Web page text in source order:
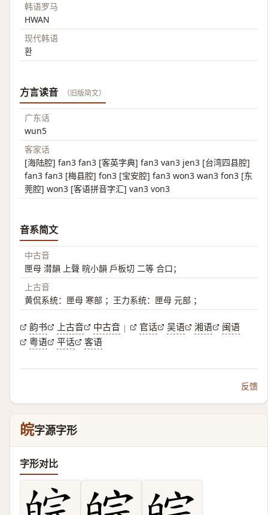
韩语罗马
HWAN
现代韩语
환
方言读音 （旧版简文）
广东话
wun5
客家话
[海陆腔] fan3 fan3 [客英字典] fan3 van3 jen3 [台湾四县腔]
fan3 fan3 [梅县腔] fon3 [宝安腔] fan3 won3 wan3 fon3 [东
莞腔] won3 [客语拼音字汇] van3 von3
音系简文
中古音
匣母 潸韻 上聲 睆小韻 戶板切 二等 合口；
上古音
黄侃系统：匣母 寒部 ；王力系统：匣母 元部 ；
韵书 上古音 中古音 | 官话 吴语 湘语
闽语
粤语
平话 客语
反馈
皖字源字形
字形对比